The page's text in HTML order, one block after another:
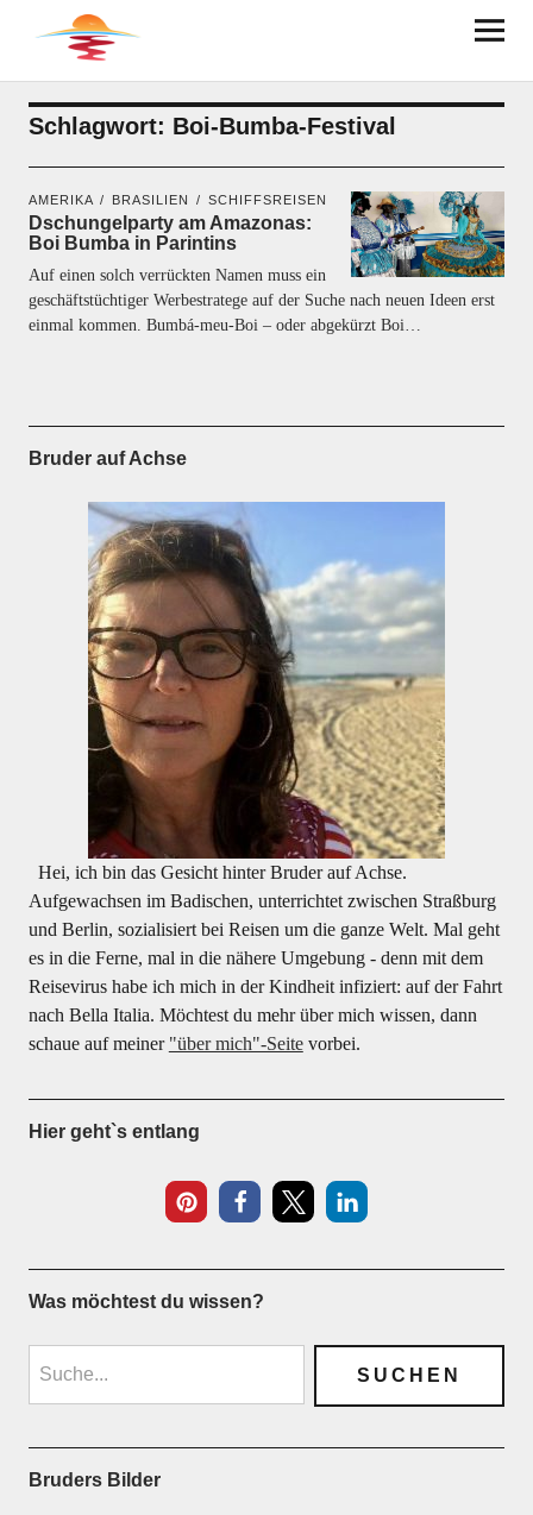
BRUDER AUF ACHSE
Schlagwort: Boi-Bumba-Festival
AMERIKA BRASILIEN SCHIFFSREISEN
Dschungelparty am Amazonas:
Boi Bumba in Parintins
Auf einen solch verrückten Namen muss ein
geschäftstüchtiger Werbestratege auf der Suche nach neuen Ideen erst
einmal kommen. Bumbá-meu-Boi – oder abgekürzt Boi…
Bruder auf Achse
Hei, ich bin das Gesicht hinter Bruder auf Achse.
Aufgewachsen im Badischen, unterrichtet zwischen Straßburg
und Berlin, sozialisiert bei Reisen um die ganze Welt. Mal geht
es in die Ferne, mal in die nähere Umgebung - denn mit dem
Reisevirus habe ich mich in der Kindheit infiziert: auf der Fahrt
nach Bella Italia. Möchtest du mehr über mich wissen, dann
schaue auf meiner "über mich"-Seitevorbei.
Hier geht`s entlang
Was möchtest du wissen?
Bruders Bilder